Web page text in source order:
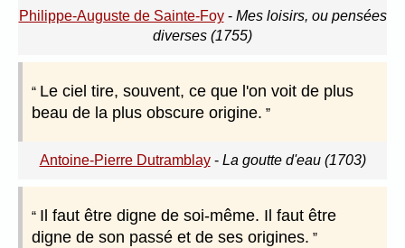
Philippe-Auguste de Sainte-Foy- Mes loisirs, ou pensées
diverses (1755)
Le ciel tire, souvent, ce que l'on voit de plus
beau de la plus obscure origine.
Antoine-Pierre Dutramblay- La goutte d'eau (1703)
Il faut être digne de soi-même. Il faut être
digne de son passé et de ses origines.